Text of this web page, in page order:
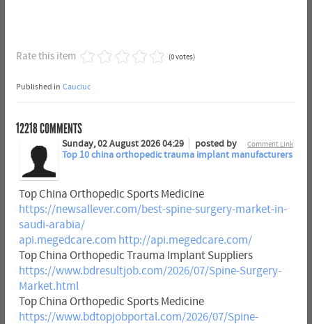
Rate this item (0 votes)
Published in Cauciuc
12218COMMENTS
Comment Link
Sunday, 02 August 2026 04:29
posted by
Top 10 china orthopedic trauma implant manufacturers
Top China Orthopedic Sports Medicine
https://newsallever.com/best-spine-surgery-market-in-
saudi-arabia/
api.megedcare.com http://api.megedcare.com/
Top China Orthopedic Trauma Implant Suppliers
https://www.bdresultjob.com/2026/07/Spine-Surgery-
Market.html
Top China Orthopedic Sports Medicine
https://www.bdtopjobportal.com/2026/07/Spine-